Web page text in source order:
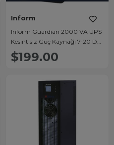
Inform
Inform Guardian 2000 VA UPS
Kesintisiz Güç Kaynağı 7-20 Dk
(2x9Ah)
$199.00